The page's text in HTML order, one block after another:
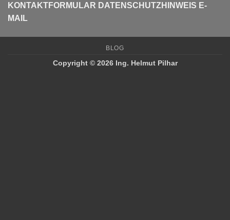
KONTAKTFORMULAR DATENSCHUTZHINWEIS E-
MAIL
BLOG
Copyright © 2026 Ing. Helmut Pilhar